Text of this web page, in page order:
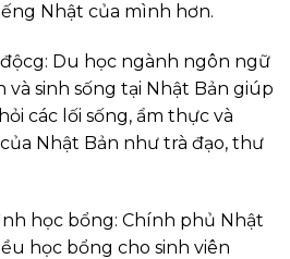
Nhật của mình hơn.
Du học ngành ngôn ngữ
và sinh sống tại Nhật Bản giúp
các lối sống, ẩm thực và
Nhật Bản như trà đạo, thư
học bổng: Chính phủ Nhật
học bổng cho sinh viên